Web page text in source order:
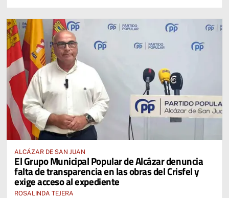
ALCÁZAR DE SAN JUAN
El Grupo Municipal Popular de Alcázar denuncia
falta de transparencia en las obras del Crisfel y
exige acceso al expediente
ROSALINDA TEJERA